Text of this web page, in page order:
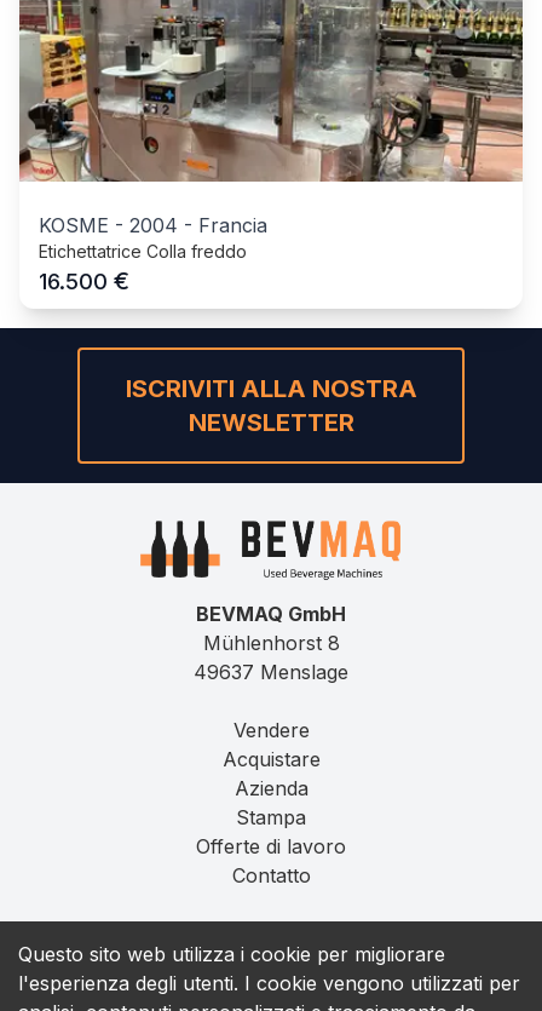
KOSME - 2004 - Francia
Etichettatrice Colla freddo
16.500 €
Questo sito web utilizza i cookie per migliorare
l'esperienza degli utenti. I cookie vengono utilizzati per
ISCRIVITI ALLA NOSTRA
NEWSLETTER
BEVMAQ GmbH
Mühlenhorst 8
49637 Menslage
Vendere
Acquistare
Azienda
Stampa
Offerte di lavoro
Contatto
Privacy
T&C